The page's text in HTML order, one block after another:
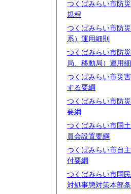
つくばみらい市防
規程
つくばみらい市防
系）運用細則
つくばみらい市防
局、移動局）運用
つくばみらい市災
する要綱
つくばみらい市防
要綱
つくばみらい市国
員会設置要綱
つくばみらい市自
付要綱
つくばみらい市国
対処事態対策本部